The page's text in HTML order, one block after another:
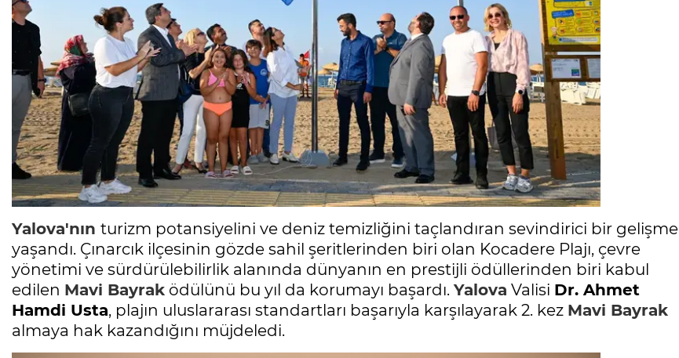
Yalova'nın turizm potansiyelini ve deniz temizliğini taçlandıran sevindirici bir gelişme
yaşandı. Çınarcık ilçesinin gözde sahil şeritlerinden biri olan Kocadere Plajı, çevre
yönetimi ve sürdürülebilirlik alanında dünyanın en prestijli ödüllerinden biri kabul
edilen Mavi Bayrak ödülünü bu yıl da korumayı başardı. Yalova Valisi Dr. Ahmet
Hamdi Usta, plajın uluslararası standartları başarıyla karşılayarak 2. kez Mavi Bayrak
almaya hak kazandığını müjdeledi.